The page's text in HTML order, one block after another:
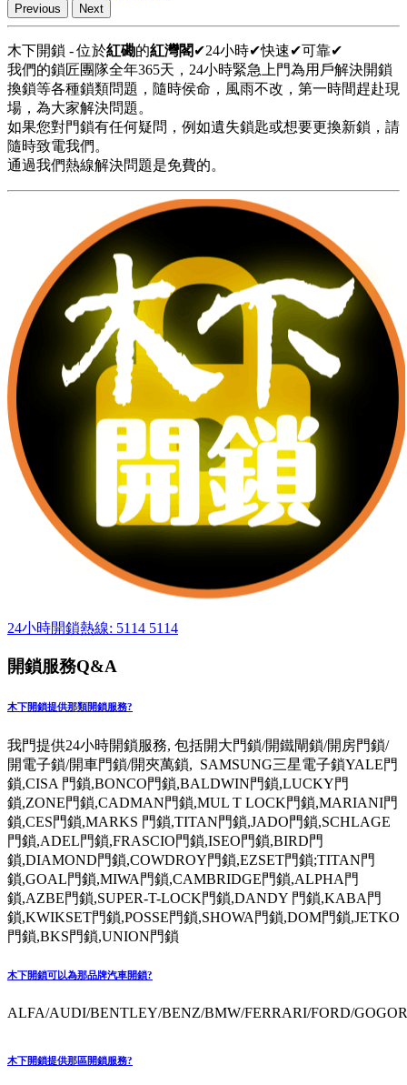
Previous Next
木下開鎖 - 位於紅磡的紅灣閣 ✔24小時✔快速✔可靠✔
我們的鎖匠團隊全年365天，24小時緊急上門為用戶解決開鎖
換鎖等各種鎖類問題，隨時侯命，風雨不改，第一時間趕赴現
場，為大家解決問題。
如果您對門鎖有任何疑問，例如遺失鎖匙或想要更換新鎖，請
隨時致電我們。
通過我們熱線解決問題是免費的。
24小時開鎖熱線: 5114 5114
開鎖服務Q&A
木下開鎖提供那類開鎖服務?
我門提供24小時開鎖服務, 包括開大門鎖/開鐵閘鎖/開房門鎖/
開電子鎖/開車門鎖/開夾萬鎖, SAMSUNG三星電子鎖YALE門
鎖,CISA 門鎖,BONCO門鎖,BALDWIN門鎖,LUCKY門
鎖,ZONE門鎖,CADMAN門鎖,MUL T LOCK門鎖,MARIANI門
鎖,CES門鎖,MARKS 門鎖,TITAN門鎖,JADO門鎖,SCHLAGE
門鎖,ADEL門鎖,FRASCIO門鎖,ISEO門鎖,BIRD門
鎖,DIAMOND門鎖,COWDROY門鎖,EZSET門鎖;TITAN門
鎖,GOAL門鎖,MIWA門鎖,CAMBRIDGE門鎖,ALPHA門
鎖,AZBE門鎖,SUPER-T-LOCK門鎖,DANDY 門鎖,KABA門
鎖,KWIKSET門鎖,POSSE門鎖,SHOWA門鎖,DOM門鎖,JETKO
門鎖,BKS門鎖,UNION門鎖
木下開鎖可以為那品牌汽車開鎖?
ALFA/AUDI/BENTLEY/BENZ/BMW/FERRARI/FORD/
木下開鎖提供那區開鎖服務?